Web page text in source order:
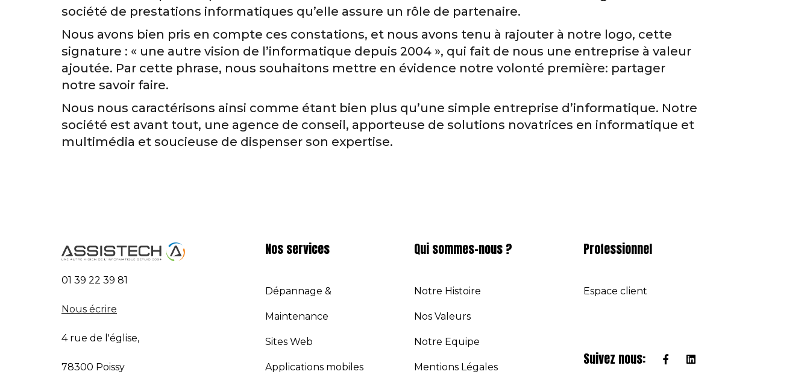
société de prestations informatiques qu’elle assure un rôle de partenaire.
Nous avons bien pris en compte ces constations, et nous avons tenu à rajouter à notre logo, cette
signature : « une autre vision de l’informatique depuis 2004 », qui fait de nous une entreprise à valeur
ajoutée. Par cette phrase, nous souhaitons mettre en évidence notre volonté première: partager
notre savoir faire.
Nous nous caractérisons ainsi comme étant bien plus qu’une simple entreprise d’informatique. Notre
société est avant tout, une agence de conseil, apporteuse de solutions novatrices en informatique et
multimédia et soucieuse de dispenser son expertise.
01 39 22 39 81
Nous écrire
4 rue de l'église,
78300 Poissy
Nos services
Dépannage &
Maintenance
Sites Web
Applications mobiles
Qui sommes-nous ?
Notre Histoire
Nos Valeurs
Notre Equipe
Mentions Légales
Professionnel
Espace client
Suivez nous: